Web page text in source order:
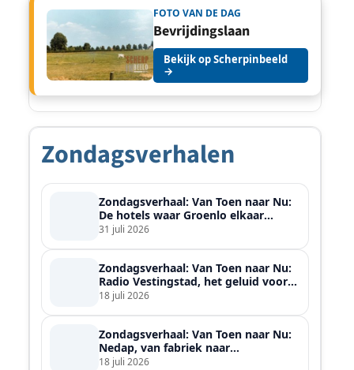
FOTO VAN DE DAG
Bevrijdingslaan
Bekijk op Scherpinbeeld
→
Zondagsverhalen
Zondagsverhaal: Van Toen naar Nu:
De hotels waar Groenlo elkaar
ontmoette
31 juli 2026
Zondagsverhaal: Van Toen naar Nu:
Radio Vestingstad, het geluid voor
heel de streek
18 juli 2026
Zondagsverhaal: Van Toen naar Nu:
Nedap, van fabriek naar
wereldspeler
18 juli 2026